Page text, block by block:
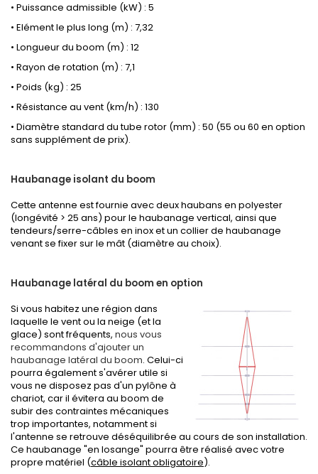
• Puissance admissible (kW) : 5
• Elément le plus long (m) : 7,32
• Longueur du boom (m) : 12
• Rayon de rotation (m) : 7,1
• Poids (kg) : 25
• Résistance au vent (km/h) : 130
• Diamètre standard du tube rotor (mm) : 50 (55 ou 60 en option
sans supplément de prix).
Haubanage isolant du boom
Cette antenne est fournie avec deux haubans en polyester
(longévité > 25 ans) pour le haubanage vertical, ainsi que
tendeurs/serre-câbles en inox et un collier de haubanage
venant se fixer sur le mât (diamètre au choix).
Haubanage latéral du boom en option
Si vous habitez une région dans
laquelle le vent ou la neige (et la
glace) sont fréquents, nous vous
recommandons d'ajouter un
haubanage latéral du boom. Celui-ci
pourra également s'avérer utile si
vous ne disposez pas d'un pylône à
chariot, car il évitera au boom de
subir des contraintes mécaniques
trop importantes, notamment si
l'antenne se retrouve déséquilibrée au cours de son installation.
Ce haubanage "en losange" pourra être réalisé avec votre
propre matériel (câble isolant obligatoire).